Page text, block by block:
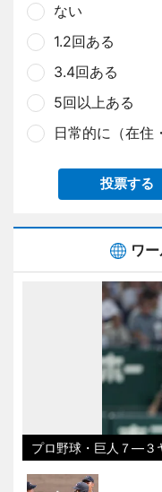
ない
1.2回ある
3.4回ある
5回以上ある
日常的に（在住
投票する
ワ
プロ野球・巨人７―３